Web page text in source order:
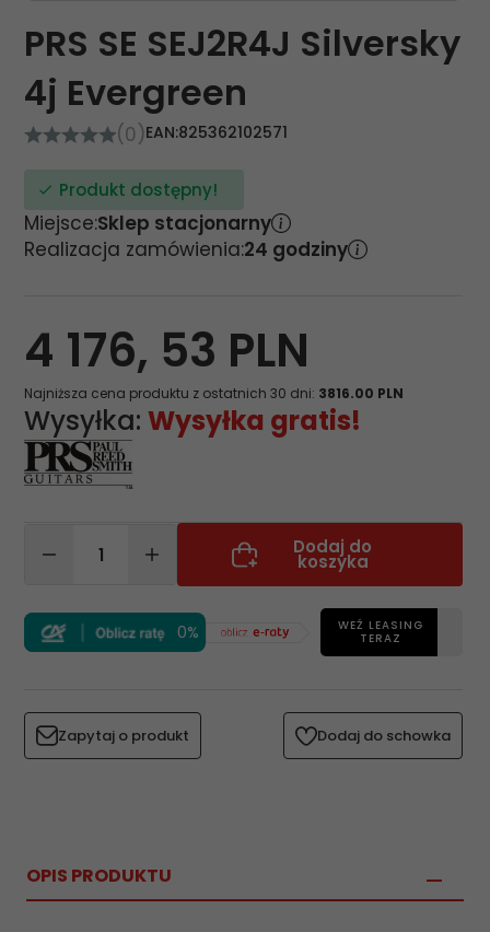
PRS SE SEJ2R4J Silversky
4j Evergreen
(0)EAN:825362102571
Produkt dostępny!
Miejsce:Sklep stacjonarny
Realizacja zamówienia:24 godziny
4 176, 53 PLN
Najniższa cena produktu z ostatnich 30 dni: 3816.00 PLN
Wysyłka: Wysyłka gratis!
Dodaj do
koszyka
0%
WEŹ LEASING
TERAZ
Zapytaj o produkt Dodaj do schowka
OPIS PRODUKTU